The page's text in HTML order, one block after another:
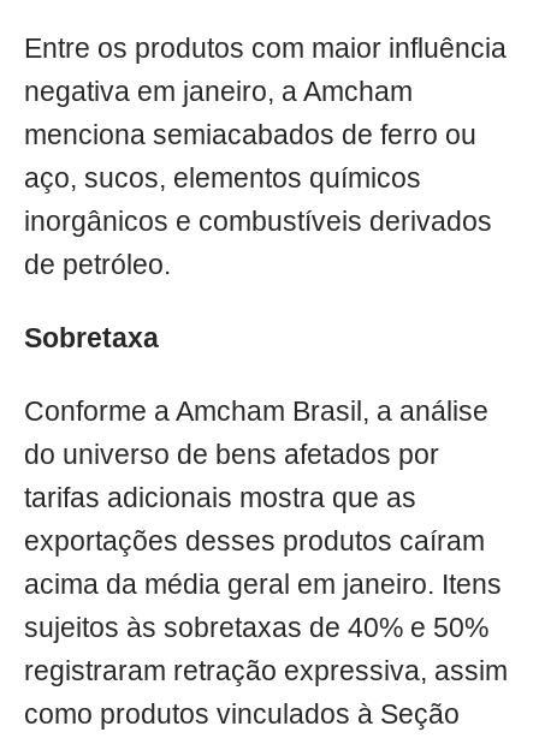
Entre os produtos com maior influência
negativa em janeiro, a Amcham
menciona semiacabados de ferro ou
aço, sucos, elementos químicos
inorgânicos e combustíveis derivados
de petróleo.
Sobretaxa
Conforme a Amcham Brasil, a análise
do universo de bens afetados por
tarifas adicionais mostra que as
exportações desses produtos caíram
acima da média geral em janeiro. Itens
sujeitos às sobretaxas de 40% e 50%
registraram retração expressiva, assim
como produtos vinculados à Seção